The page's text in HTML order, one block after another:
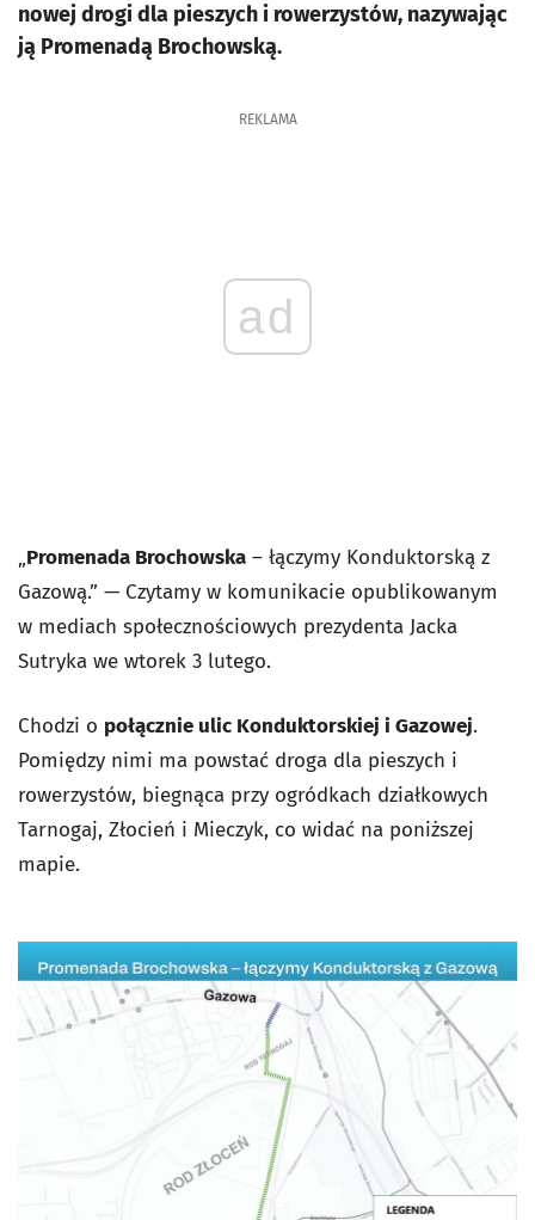
nowej drogi dla pieszych i rowerzystów, nazywając
ją Promenadą Brochowską.
REKLAMA
ad
„Promenada Brochowska – łączymy Konduktorską z
Gazową.” — Czytamy w komunikacie opublikowanym
w mediach społecznościowych prezydenta Jacka
Sutryka we wtorek 3 lutego.
Chodzi o połącznie ulic Konduktorskiej i Gazowej.
Pomiędzy nimi ma powstać droga dla pieszych i
rowerzystów, biegnąca przy ogródkach działkowych
Tarnogaj, Złocień i Mieczyk, co widać na poniższej
mapie.